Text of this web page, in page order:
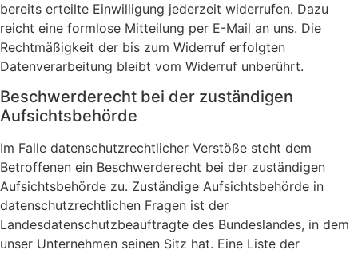
bereits erteilte Einwilligung jederzeit widerrufen. Dazu
reicht eine formlose Mitteilung per E-Mail an uns. Die
Rechtmäßigkeit der bis zum Widerruf erfolgten
Datenverarbeitung bleibt vom Widerruf unberührt.
Beschwerderecht bei der zuständigen
Aufsichtsbehörde
Im Falle datenschutzrechtlicher Verstöße steht dem
Betroffenen ein Beschwerderecht bei der zuständigen
Aufsichtsbehörde zu. Zuständige Aufsichtsbehörde in
datenschutzrechtlichen Fragen ist der
Landesdatenschutzbeauftragte des Bundeslandes, in dem
unser Unternehmen seinen Sitz hat. Eine Liste der